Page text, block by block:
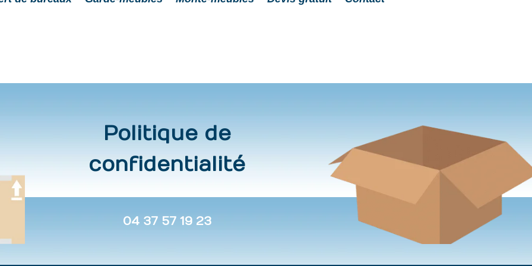
Politique de
confidentialité
04 37 57 19 23